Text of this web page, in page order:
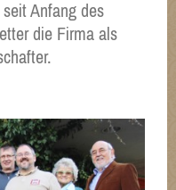
Anfang des
die Firma als